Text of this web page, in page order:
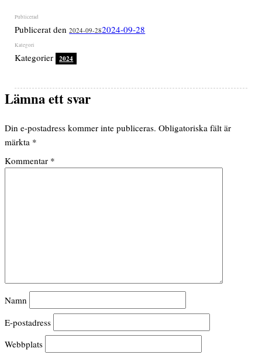
Publicerat den2024-09-282024-09-28
Kategorier 2024
Lämna ett svar
Din e-postadress kommer inte publiceras. Obligatoriska fält är
märkta *
Kommentar *
Namn
E-postadress
Webbplats